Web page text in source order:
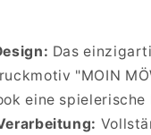
Das
"MOIN
eine spielerische